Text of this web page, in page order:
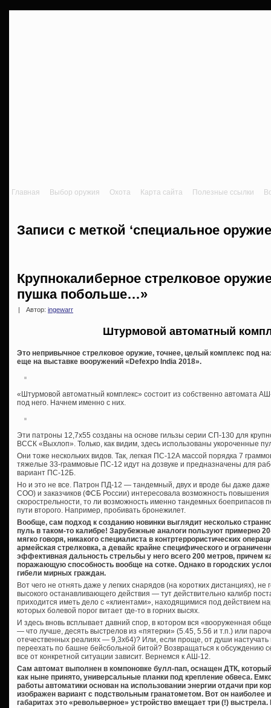
Главная Выбор оружия Охота Карта сайта Полезные ссылки
Записи с меткой ‘специальное
Крупнокалиберное стрелковое
пушка побольше…»
Автор: ingewarr
Штурмовой автоматный
Это непривычное стрелковое оружие, точнее, целый комплекс под
еще на выставке вооружений «Defexpo India 2018».
«Штурмовой автоматный комплекс» состоит из собственно автомата
под него. Начнем именно с них.
Эти патроны 12,7х55 созданы на основе гильзы серии СП-130 для
ВССК «Выхлоп». Только, как видим, здесь использованы укороченные
Они тоже нескольких видов. Так, легкая ПС-12А массой порядка 7
тяжелые 33-граммовые ПС-12 идут на дозвуке и предназначены для
вариант ПС-12Б.
Но и это не все. Патрон ПД-12 — тандемный, двух и вроде бы даже
СОО) и заказчиков (ФСБ России) интересовала возможность повышения
скорострельности, то ли возможность именно тандемных боеприпасов
пути второго. Например, пробивать бронежилет.
Вообще, сам подход к созданию новинки выглядит несколько
пуль в таком-то калибре! Зарубежные аналоги пользуют примерно
мягко говоря, никакого специалиста в контртеррористических
армейская стрелковка, а девайс крайне специфического и
эффективная дальность стрельбы у него всего 200 метров, причем
поражающую способность вообще на сотке. Однако в городских
гибели мирных граждан.
Вот чего не отнять даже у легких снарядов (на коротких дистанциях),
высокого останавливающего действия — тут действительно калибр
приходится иметь дело с «клиентами», находящимися под действием
которых болевой порог витает где-то в горних высях.
И здесь вновь всплывает давний спор, в котором вся «вооруженная
— что лучше, десять выстрелов из «пятерки» (5.45, 5.56 и т.п.) или
отечественных реалиях — 9,3х64)? Или, если проще, от души настучать
переехать по башне бейсбольной битой? Возвращаться к обсуждению
все от конкретной ситуации зависит. Вернемся к АШ-12.
Сам автомат выполнен в компоновке булл-пап, оснащен ДТК,
как ныне принято, универсальные планки под крепление обвеса.
работы автоматики основан на использовании энергии отдачи при
изображен вариант с подствольным гранатометом. Вот он наиболее
габаритах это «револьверное» устройство вмещает три (!)